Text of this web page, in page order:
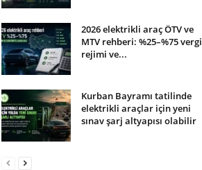
2026 elektrikli araç ÖTV ve
MTV rehberi: %25–%75 vergi
rejimi ve...
Kurban Bayramı tatilinde
elektrikli araçlar için yeni
sınav şarj altyapısı olabilir